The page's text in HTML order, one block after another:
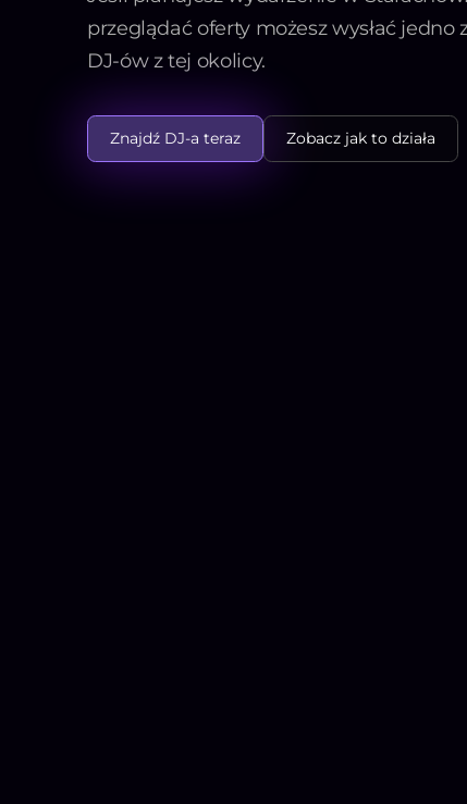
przeglądać oferty możesz wysłać jedno
DJ-ów z tej okolicy.
Znajdź DJ-a teraz Zobacz jak to działa